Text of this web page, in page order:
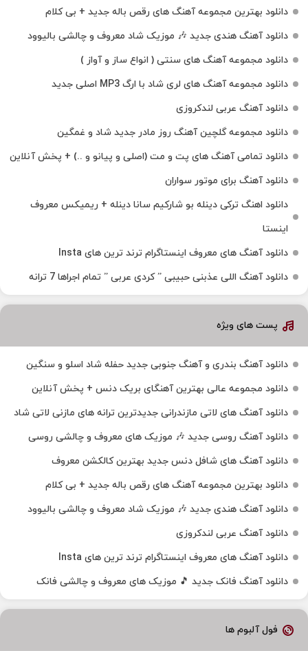
دانلود بهترین مجموعه آهنگ های رقص باله جدید + بی کلام
دانلود آهنگ هندی جدید 🎶 موزیک شاد معروف و چالشی بالیوود
دانلود مجموعه آهنگ های سنتی ( انواع ساز و آواز )
دانلود مجموعه آهنگ های لری شاد با ارگ MP3 اصلی جدید
دانلود آهنگ عربی لندکروزی
دانلود مجموعه گلچین آهنگ روز مادر جدید شاد و غمگین
دانلود تمامی آهنگ های پت و مت (اصلی و پیانو و ..) + پخش آنلاین
دانلود آهنگ برای موتور سواران
دانلود اهنگ ترکی دینله بو شارکیم سانا دینله + ریمیکس معروف
اینستا
دانلود آهنگ‌ های معروف اینستاگرام ترند ترین های Insta
دانلود آهنگ اللی عذبنی حبیبی ” کردی عربی ” تمام اجراها 7 ترانه
پست های ویژه
دانلود آهنگ بندری و آهنگ جنوبی جدید حفله شاد اسلو و سنگین
دانلود مجموعه عالی بهترین آهنگای بریک دنس + پخش آنلاین
دانلود آهنگ‌ های لاتی مازندرانی جدیدترین ترانه های مازنی لاتی شاد
دانلود آهنگ روسی جدید 🎶 موزیک‌ های معروف و چالشی روسی
دانلود آهنگ های شافل دنس جدید بهترین کالکشن معروف
دانلود بهترین مجموعه آهنگ های رقص باله جدید + بی کلام
دانلود آهنگ هندی جدید 🎶 موزیک شاد معروف و چالشی بالیوود
دانلود آهنگ عربی لندکروزی
دانلود آهنگ‌ های معروف اینستاگرام ترند ترین های Insta
دانلود آهنگ فانک جدید 🎵 موزیک‌ های معروف و چالشی فانک
فول آلبوم ها